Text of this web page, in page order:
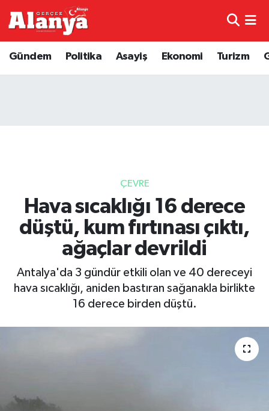
Gündem Politika Asayiş Ekonomi Turizm
ÇEVRE
Hava sıcaklığı 16 derece
düştü, kum fırtınası çıktı,
ağaçlar devrildi
Antalya'da 3 gündür etkili olan ve 40 dereceyi
hava sıcaklığı, aniden bastıran sağanakla birlikte
16 derece birden düştü.
Genel
Diğer
Dünya
Ekonomi
Gizlilik İlkeleri - Privacy Policy
Trafik Durumu
Haber Arşivi